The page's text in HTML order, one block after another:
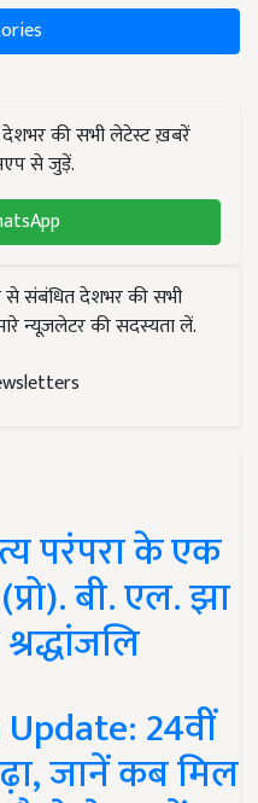
की सभी लेटेस्ट ख़बरें
से जुड़ें.
से संबंधित देशभर की सभी
न्यूज़लेटर की सदस्यता लें.
परंपरा के एक
बी. एल. झा
24वीं
जानें कब मिल